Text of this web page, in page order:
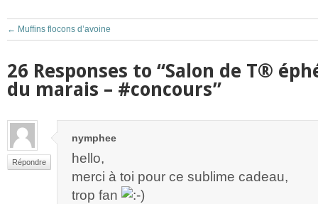
← Muffins flocons d’avoine
26 Responses to “Salon de T®
du marais – #concours”
Répondre
nymphee
hello,
merci à toi pour ce sublime cadeau,
trop fan